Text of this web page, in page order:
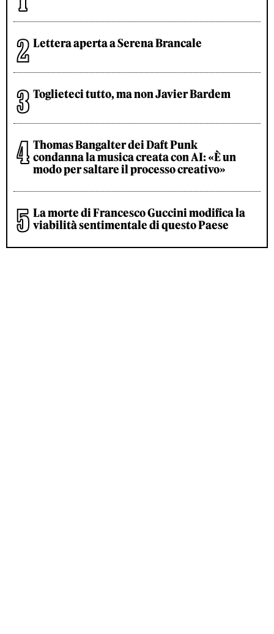
Lettera aperta a Serena Brancale
Toglieteci tutto, ma non Javier Bardem
Thomas Bangalter dei Daft Punk
condanna la musica creata con AI: «È un
modo per saltare il processo creativo»
La morte di Francesco Guccini modifica la
viabilità sentimentale di questo Paese